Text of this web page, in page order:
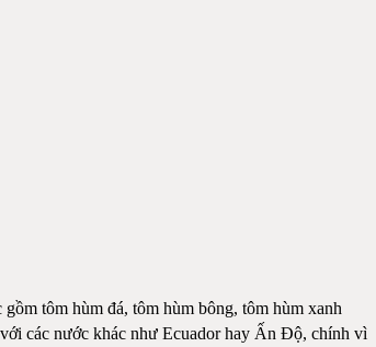
tôm hùm đá, tôm hùm bông, tôm hùm xanh
các nước khác như Ecuador hay Ấn Độ, chính vì